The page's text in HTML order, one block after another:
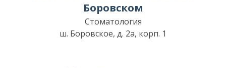
Боровском
Стоматология
ш. Боровское, д. 2а, корп. 1